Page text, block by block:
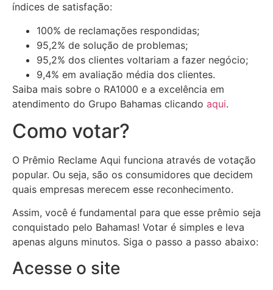
índices de satisfação:
100% de reclamações respondidas;
95,2% de solução de problemas;
95,2% dos clientes voltariam a fazer negócio;
9,4% em avaliação média dos clientes.
Saiba mais sobre o RA1000 e a excelência em
atendimento do Grupo Bahamas clicando aqui.
Como votar?
O Prêmio Reclame Aqui funciona através de votação
popular. Ou seja, são os consumidores que decidem
quais empresas merecem esse reconhecimento.
Assim, você é fundamental para que esse prêmio seja
conquistado pelo Bahamas! Votar é simples e leva
apenas alguns minutos. Siga o passo a passo abaixo:
Acesse o site